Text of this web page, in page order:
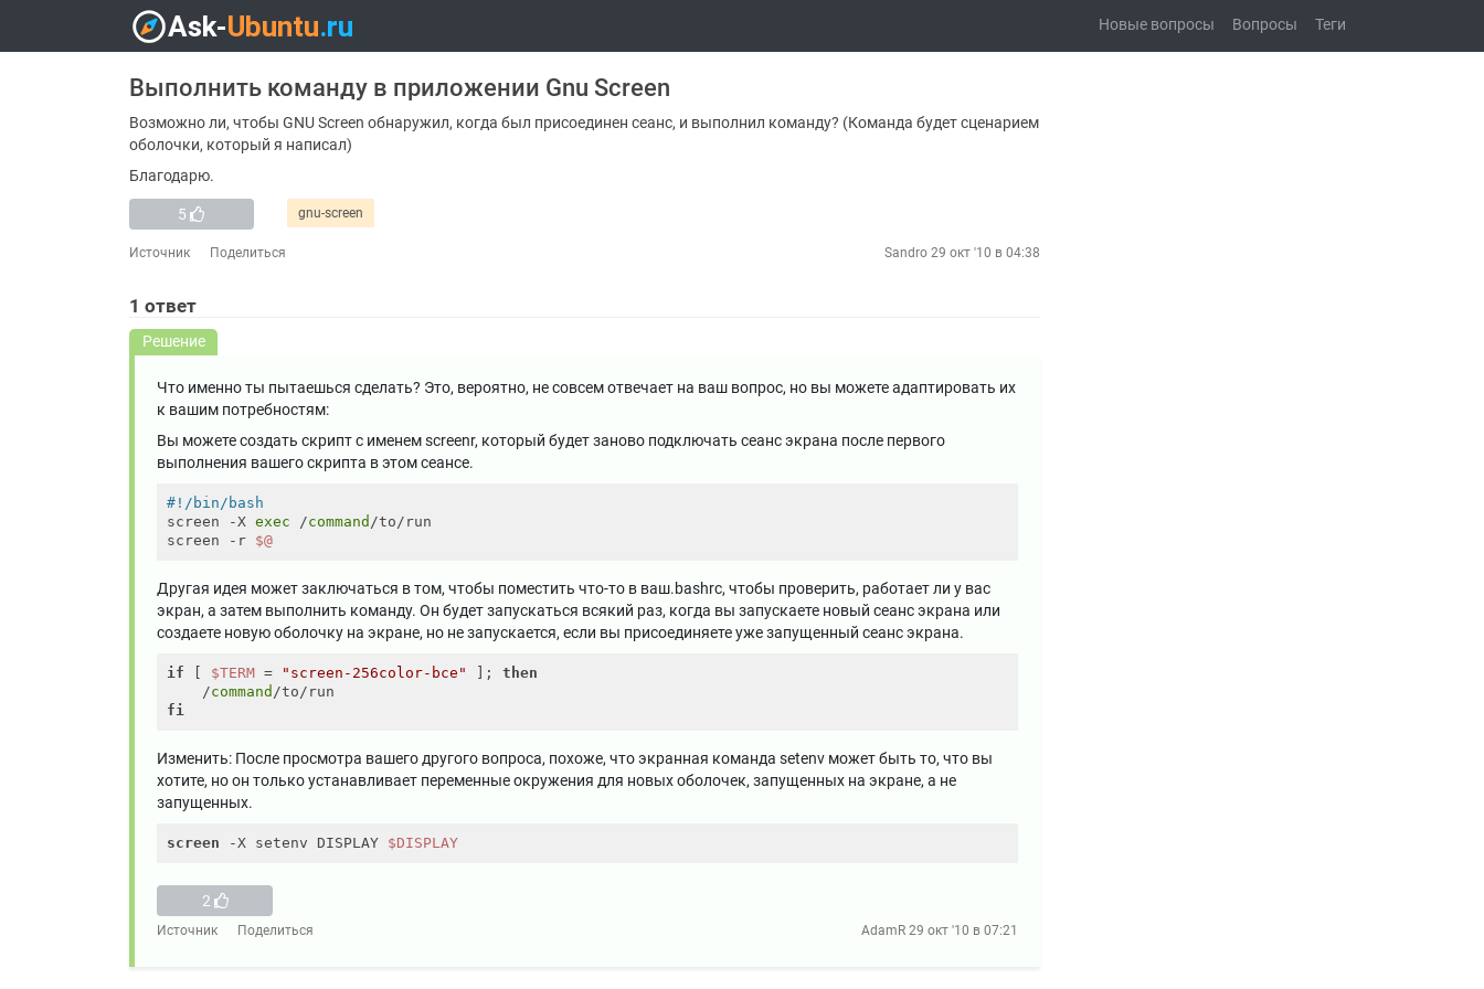
Новые вопросы Вопросы Теги
Выполнить команду в приложении Gnu Screen
Возможно ли, чтобы GNU Screen обнаружил, когда был присоединен сеанс, и выполнил команду? (Команда будет сценарием
оболочки, который я написал)
Благодарю.
5 gnu-screen
Источник Поделиться Sandro 29 окт '10 в 04:38
1 ответ
Решение
Что именно ты пытаешься сделать? Это, вероятно, не совсем отвечает на ваш вопрос, но вы можете адаптировать их
к вашим потребностям:
Вы можете создать скрипт с именем screenr, который будет заново подключать сеанс экрана после первого
выполнения вашего скрипта в этом сеансе.
#!/bin/bash
screen -X exec /command /to/run
screen -r $@
Другая идея может заключаться в том, чтобы поместить что-то в ваш.bashrc, чтобы проверить, работает ли у вас
экран, а затем выполнить команду. Он будет запускаться всякий раз, когда вы запускаете новый сеанс экрана или
создаете новую оболочку на экране, но не запускается, если вы присоединяете уже запущенный сеанс экрана.
if $TERM = "screen-256color-bce" ]; then
    /
command
fi
Изменить: После просмотра вашего другого вопроса, похоже, что экранная команда setenv может быть то, что вы
хотите, но он только устанавливает переменные окружения для новых оболочек, запущенных на экране, а не
запущенных.
screen -X setenv DISPLAY $DISPLAY
2
Источник Поделиться AdamR 29 окт '10 в 07:21